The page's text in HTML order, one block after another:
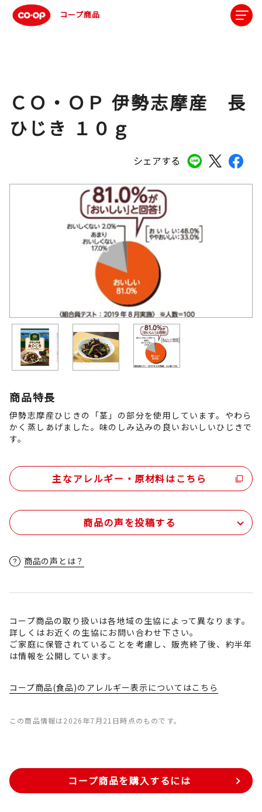
コープ商品
シェアする
ＣＯ・ＯＰ 伊勢志摩産 長
ひじき １０ｇ
商品特長
伊勢志摩産ひじきの「茎」の部分を使用しています。やわら
かく蒸しあげました。味のしみ込みの良いおいしいひじきで
す。
主なアレルギー・原材料はこちら
商品の声を投稿する
商品の声とは？
コープ商品の取り扱いは各地域の生協によって異なります。
詳しくはお近くの生協にお問い合わせ下さい。
ご家庭に保管されていることを考慮し、販売終了後、約半年
は情報を公開しています。
コープ商品(食品)のアレルギー表示についてはこちら
この商品情報は2026年7月21日時点のものです。
コープ商品を購入するには